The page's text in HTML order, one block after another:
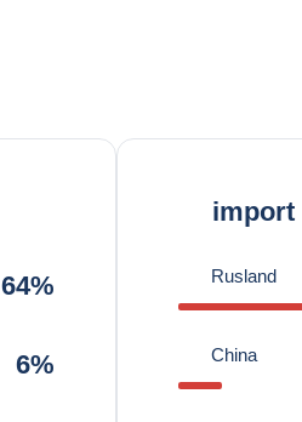
64%
6%
import
Rusland
China